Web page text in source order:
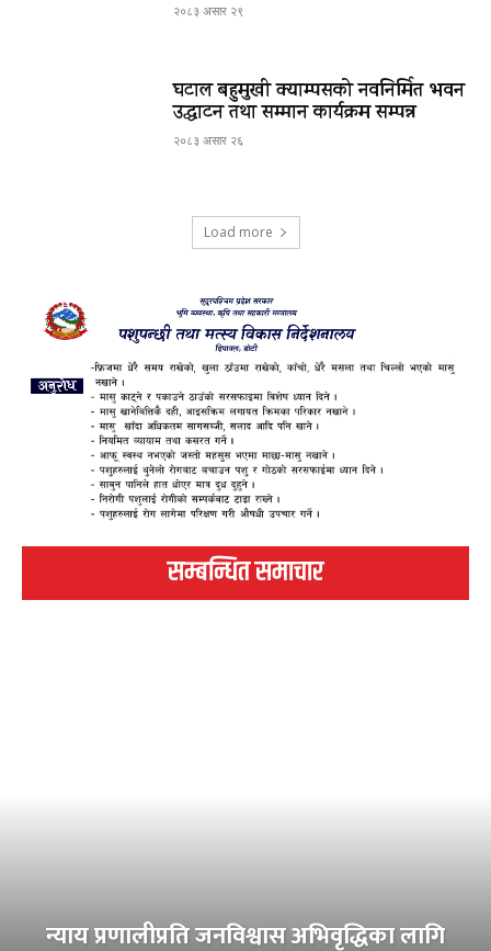
२०८३ असार २९
घटाल बहुमुखी क्याम्पसको नवनिर्मित भवन
उद्घाटन तथा सम्मान कार्यक्रम सम्पन्न
२०८३ असार २६
Load more
सम्बन्धित समाचार
न्याय प्रणालीप्रति जनविश्वास अभिवृद्धिका लागि